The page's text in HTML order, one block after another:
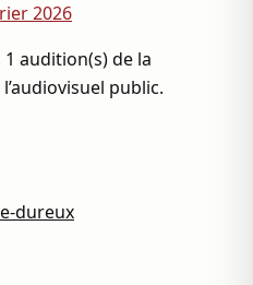
2026
audition(s) de la
public.
dureux